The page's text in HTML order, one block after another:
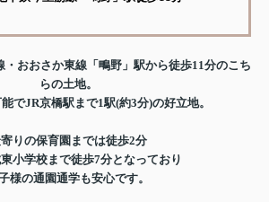
・おおさか東線「鴫野」駅から徒歩11分のこち
らの土地。
でJR京橋駅まで1駅(約3分)の好立地。
りの保育園までは徒歩2分
小学校まで徒歩7分となっており
様の通園通学も安心です。